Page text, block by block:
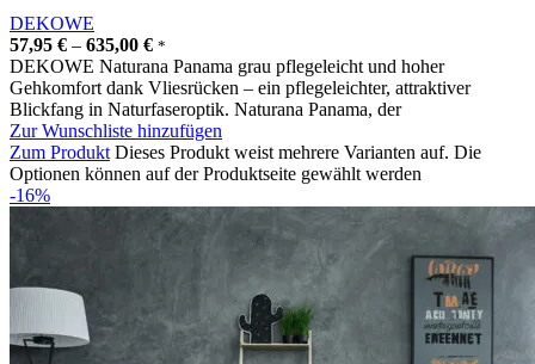
DEKOWE
57,95 € – 635,00 € *
DEKOWE Naturana Panama grau pflegeleicht und hoher
Gehkomfort dank Vliesrücken – ein pflegeleichter, attraktiver
Blickfang in Naturfaseroptik. Naturana Panama, der
Zur Wunschliste hinzufügen
Zum Produkt Dieses Produkt weist mehrere Varianten auf. Die
Optionen können auf der Produktseite gewählt werden
-16%